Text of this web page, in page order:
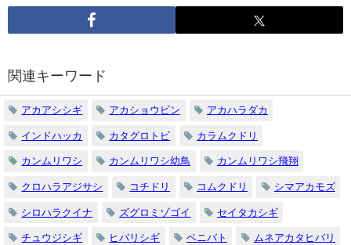
関連キーワード
アカアシシギ アカショウビン アカハラダカ
インドハッカ カタグロトビ カラムクドリ
カンムリワシ カンムリワシ幼鳥 カンムリワシ飛翔
クロハラアジサシ コチドリ コムクドリ シマアカモズ
シロハラクイナ ズグロミゾゴイ セイタカシギ
チュウジシギ ヒバリシギ ベニバト ムネアカタヒバリ